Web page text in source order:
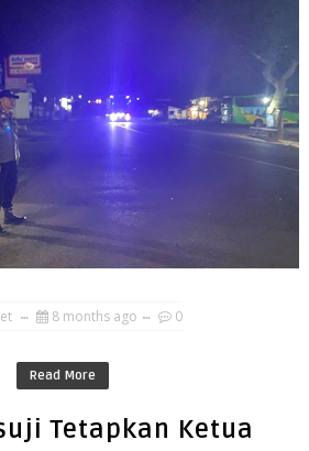
8 months ago 0
Read More
Tetapkan Ketua